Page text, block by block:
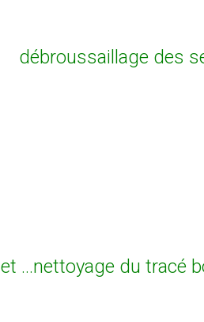
débroussaillage des
et ...nettoyage du tracé